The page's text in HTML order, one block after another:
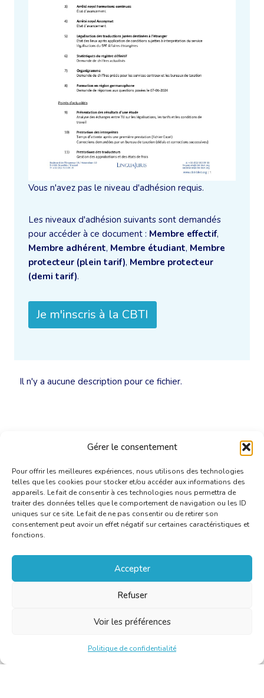
Gérer le consentement
Pour offrir les meilleures expériences, nous utilisons des technologies
telles que les cookies pour stocker et/ou accéder aux informations des
appareils. Le fait de consentir à ces technologies nous permettra de
traiter des données telles que le comportement de navigation ou les ID
uniques sur ce site. Le fait de ne pas consentir ou de retirer son
consentement peut avoir un effet négatif sur certaines caractéristiques et
fonctions.
Accepter
Refuser
Voir les préférences
Politique de confidentialité
Il n'y a aucune description pour ce fichier.
Vous n'avez pas le niveau d'adhésion requis.
Les niveaux d'adhésion suivants sont demandés
pour accéder à ce document : Membre effectif,
Membre adhérent, Membre étudiant, Membre
protecteur (plein tarif), Membre protecteur
(demi tarif).
Je m'inscris à la CBTI